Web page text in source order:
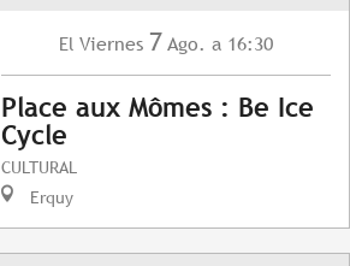
El Viernes 7 Ago. a 16:30
Place aux Mômes : Be Ice
Cycle
CULTURAL
Erquy